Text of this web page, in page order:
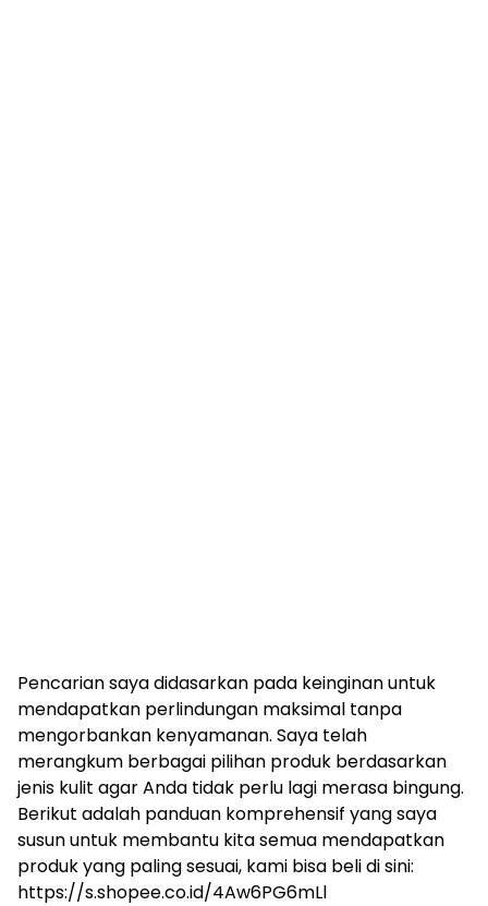
Pencarian saya didasarkan pada keinginan untuk
mendapatkan perlindungan maksimal tanpa
mengorbankan kenyamanan. Saya telah
merangkum berbagai pilihan produk berdasarkan
jenis kulit agar Anda tidak perlu lagi merasa bingung.
Berikut adalah panduan komprehensif yang saya
susun untuk membantu kita semua mendapatkan
produk yang paling sesuai, kami bisa beli di sini:
https://s.shopee.co.id/4Aw6PG6mLl